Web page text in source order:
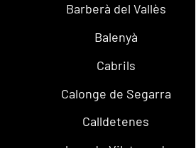
Barberà del Vallès
Balenyà
Cabrils
Calonge de Segarra
Calldetenes